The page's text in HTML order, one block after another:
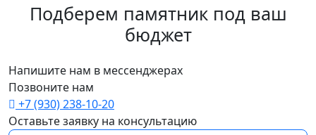
Подберем памятник под ваш
бюджет
Напишите нам в мессенджерах
Позвоните нам
+7 (930) 238-10-20
Оставьте заявку на консультацию